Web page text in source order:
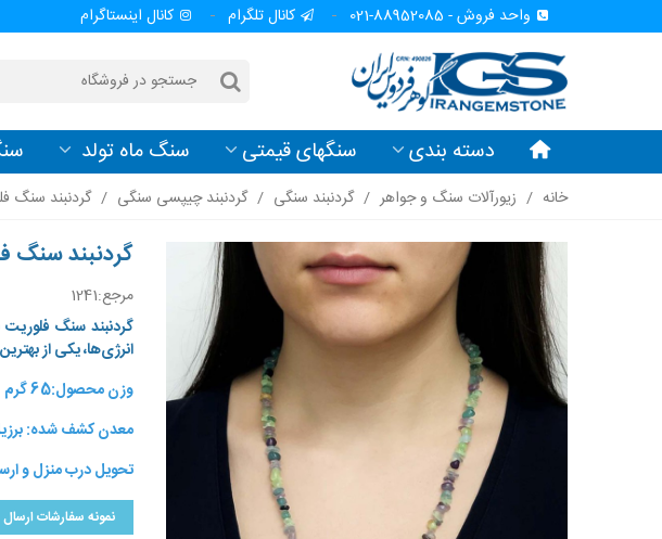
واحد فروش - 88952085-021 کانال تلگرام کانال اینستاگرام
دسته بندی سنگهای قیمتی سنگ ماه تولد
خانه / زیورآلات سنگ و جواهر / گردنبند سنگی / گردنبند چیپسی سنگی / گردنبند سنگ
گردنبند سنگ
مرجع:1241
گردنبند سنگ
انرژی‌ها، یکی از
وزن محصول:65 گرم
معدن کشف شده:
تحویل درب منزل و
نمونه سفارشات